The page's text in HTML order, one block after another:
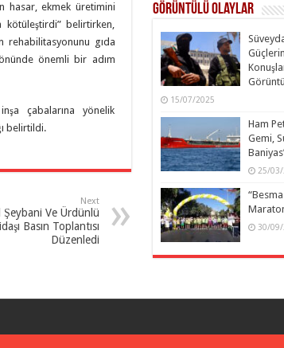
hasar, ekmek üretimini
kötüleştirdi” belirtirken,
rehabilitasyonunu gıda
önemli bir adım
çabalarına yönelik
belirtildi.
Next
Şeybani Ve Ürdünlü
Basın Toplantısı
Düzenledi
Görüntülü Olaylar
15/07/2025
Ham
Gemi,
25/03/
30/09/